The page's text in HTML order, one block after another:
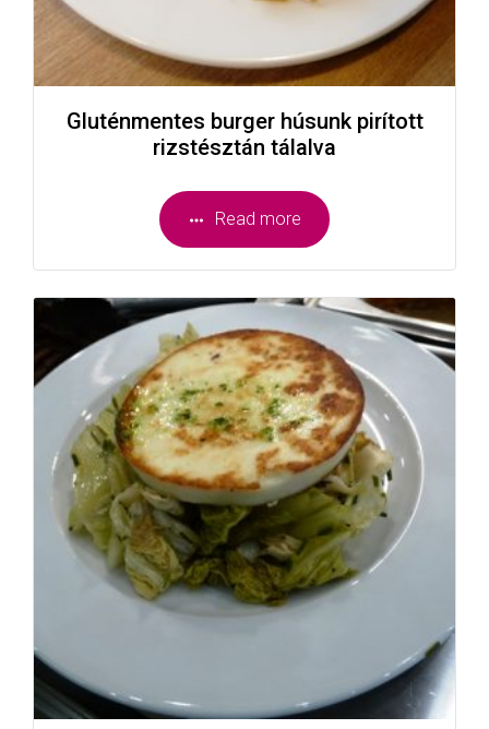
Gluténmentes burger húsunk pirított
rizstésztán tálalva
Read more